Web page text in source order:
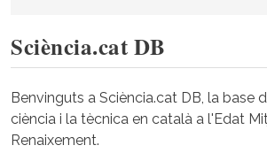
Sciència.cat DB
Benvinguts a Sciència.cat DB, la base
ciència i la tècnica en català a l'Edat
Renaixement.